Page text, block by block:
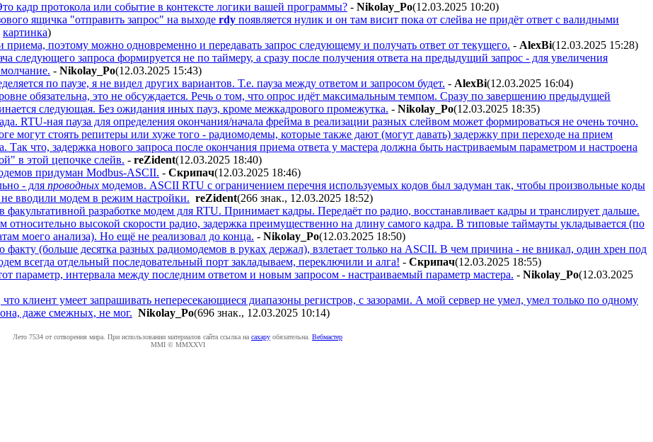
кадр протокола или событие в контексте логики вашей программы? - Nikolay_Po(12.03.2025 10:20)
ящичка "отправить запрос" на выходе rdy появляется нулик и он там висит пока от слейва не придёт ответ с валидными
картинка)
поэтому можно одновременно и передавать запрос следующему и получать ответ от текущего. - AlexBi(12.03.2025 15:28)
следующего запроса формируется не по таймеру, а сразу после получения ответа на предыдущий запрос - для увеличения
- Nikolay_Po(12.03.2025 15:43)
по паузе, я не видел других вариантов. Т.е. пауза между ответом и запросом будет. - AlexBi(12.03.2025 16:04)
обязательна, это не обсуждается. Речь о том, что опрос идёт максимальным темпом. Сразу по завершению предыдущей
следующая. Без ожидания иных пауз, кроме межкадрового промежутка. - Nikolay_Po(12.03.2025 18:35)
RTU-ная пауза для определения окончания/начала фрейма в реализации разных слейвом может формироваться не очень точно.
могут стоять репитеры или хуже того - радиомодемы, которые также дают (могут давать) задержку при переходе на прием
Так что, задержка нового запроса после окончания приема ответа у мастера должна быть настриваемым параметром и настроена
в этой цепочке слейв. - reZident(12.03.2025 18:40)
придуман Modbus-ASCII. - Cкpипaч(12.03.2025 18:46)
- для проводных модемов. ASCII RTU с ограничением перечня используемых кодов был задуман так, чтобы произвольные коды
вводили модем в режим настройки. reZident(266 знак., 12.03.2025 18:52)
факультативной разработке модем для RTU. Принимает кадры. Передаёт по радио, восстанавливает кадры и транслирует дальше.
относительно высокой скорости радио, задержка преимущественно на длину самого кадра. В типовые таймауты укладывается (по
моего анализа). Но ещё не реализовал до конца. - Nikolay_Po(12.03.2025 18:50)
факту (больше десятка разных радиомодемов в руках держал), взлетает только на ASCII. В чем причина - не вникал, один хрен под
всегда отдельный последовательный порт закладываем, переключили и алга! - Cкpипaч(12.03.2025 18:55)
параметр, интервала между последним ответом и новым запросом - настраиваемый параметр мастера. - Nikolay_Po(12.03.2025
клиент умеет запрашивать непересекающиеся диапазоны регистров, с зазорами. А мой сервер не умел, умел только по одному
даже смежных, не мог. Nikolay_Po(696 знак., 12.03.2025 10:14)
Лето 7534 от сотворения мира. При использовании материалов сайта ссылка на caxapу обязательна. Вебмастер
MMI © MMXXVI